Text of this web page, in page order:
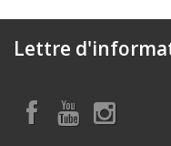
Lettre